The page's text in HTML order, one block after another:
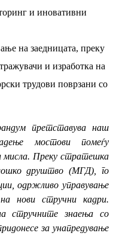
и иновативни
на заедницата, преку
и изработка на
трудови поврзани со
претставува наш
мостови помеѓу
мисла. Преку стратешка
друштво (МГД), го
одржливо управување
нови стручни кадри.
стручните знаења со
за унапредување